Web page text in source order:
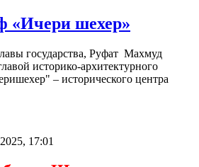
«Ичери шехер»
государства, Руфат Махмуд
историко-архитектурного
– исторического центра
17:01